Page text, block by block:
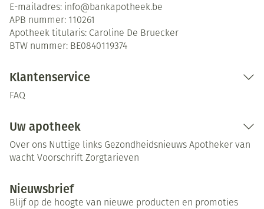
E-mailadres: info@bankapotheek.be
APB nummer: 110261
Apotheek titularis: Caroline De Bruecker
BTW nummer: BE0840119374
Klantenservice
FAQ
Uw apotheek
Over ons Nuttige links Gezondheidsnieuws Apotheker van
wacht Voorschrift Zorgtarieven
Nieuwsbrief
Blijf op de hoogte van nieuwe producten en promoties